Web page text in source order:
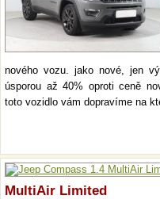
nového vozu. jako nové, jen
úsporou až 40% oproti ceně
toto vozidlo vám dopravíme na
MultiAir Limited